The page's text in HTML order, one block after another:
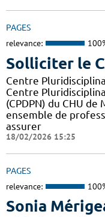
PAGES
relevance:
Solliciter le
Centre
Centre
(CPDPN) du CHU
ensemble de
assurer
18/02/2026 15:25
PAGES
relevance:
Sonia